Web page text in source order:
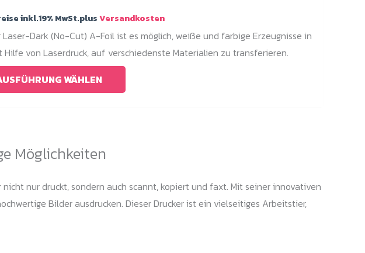
94,99 €
inkl.19% MwSt.plusVersandkosten
Laser-Dark (No-Cut) A-Foil ist es möglich, weiße und farbige Erzeugnisse in
Hilfe von Laserdruck, auf verschiedenste Materialien zu transferieren.
WÄHLEN
Dieses
Optionen
können
Möglichkeiten
nur druckt, sondern auch scannt, kopiert und faxt. Mit seiner innovativen
Bilder ausdrucken. Dieser Drucker ist ein vielseitiges Arbeitstier,